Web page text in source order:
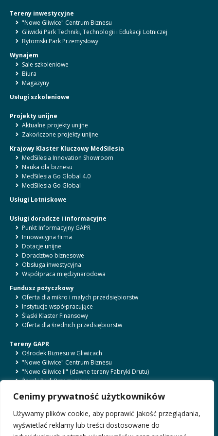
Cenimy prywatność użytkowników
Używamy plików cookie, aby poprawić jakość przeglądania,
wyświetlać reklamy lub treści dostosowane do
Tereny inwestycyjne
"Nowe Gliwice" Centrum Biznesu
Gliwicki Park Techniki, Technologii i Edukacji Lotniczej
Bytomski Park Przemysłowy
Wynajem
Sale szkoleniowe
Biura
Magazyny
Usługi szkoleniowe
Projekty unijne
Aktualne projekty unijne
Zakończone projekty unijne
Krajowy Klaster Kluczowy MedSilesia
MedSilesia Innovation Showroom
Nauka dla biznesu
MedSilesia Go Global 4.0
MedSilesia Go Global
Usługi Lotniskowe
Usługi doradcze i informacyjne
Punkt Informacyjny GAPR
Innowacyjna firma
Dotacje unijne
Doradztwo biznesowe
Obsługa inwestycyjna
Współpraca międzynarodowa
Fundusz pożyczkowy
Oferta dla mikro i małych przedsiębiorstw
Instytucje współpracujące
Śląski Klaster Finansowy
Oferta dla średnich przedsiębiorstw
Tereny GAPR
Ośrodek Biznesu w Gliwicach
"Nowe Gliwice" Centrum Biznesu
"Nowe Gliwice II" (dawne tereny Fabryki Drutu)
Żorski Park Przemysłowy
Ośrodek Biznesu w Rybniku
O nas